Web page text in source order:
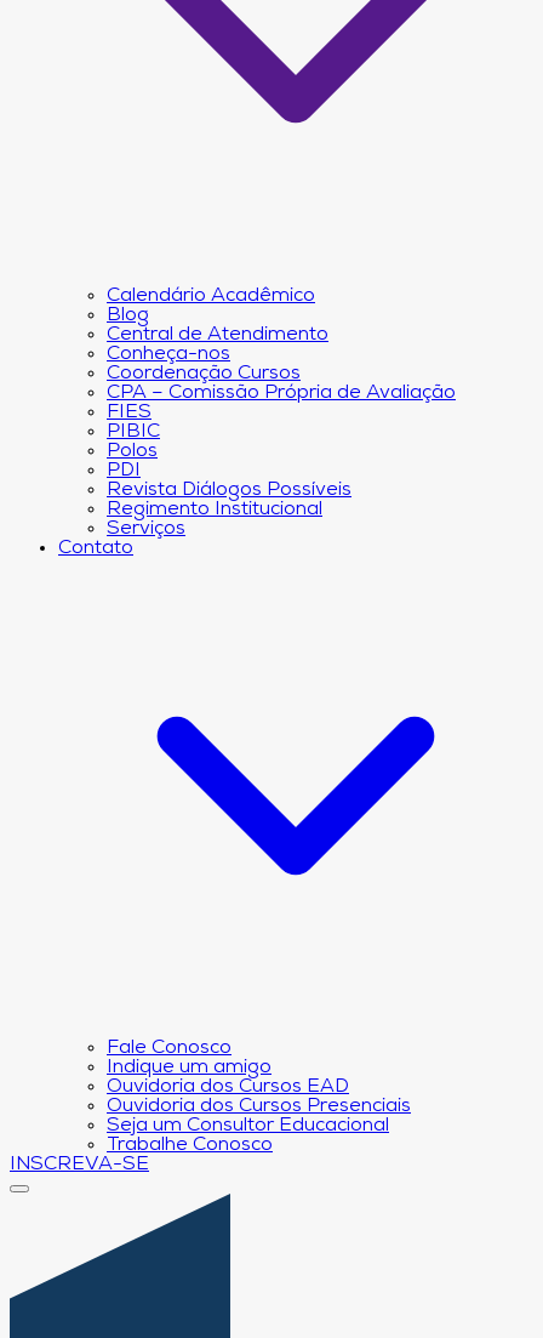
Calendário Acadêmico
Blog
Central de Atendimento
Conheça-nos
Coordenação Cursos
CPA – Comissão Própria de Avaliação
FIES
PIBIC
Polos
PDI
Revista Diálogos Possíveis
Regimento Institucional
Serviços
Contato
Fale Conosco
Indique um amigo
Ouvidoria dos Cursos EAD
Ouvidoria dos Cursos Presenciais
Seja um Consultor Educacional
Trabalhe Conosco
INSCREVA-SE